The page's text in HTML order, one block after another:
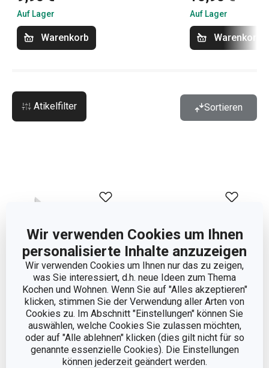
Wir verwenden Cookies um Ihnen
personalisierte Inhalte anzuzeigen
Wir verwenden Cookies um Ihnen nur das zu zeigen,
was Sie interessiert, d.h. neue Ideen zum Thema
Kochen und Wohnen. Wenn Sie auf "Alles akzeptieren"
klicken, stimmen Sie der Verwendung aller Arten von
Cookies zu. Im Abschnitt "Einstellungen" können Sie
auswählen, welche Cookies Sie zulassen möchten,
oder auf "Alle ablehnen" klicken (dies gilt nicht für so
genannte essenzielle Cookies). Die Einstellungen
können jederzeit geändert werden.
Auf Lager
Warenkorb
Auf Lager
Warenkorb
Atikelfilter Sortieren
Tortenheber PRESTO
9,90 €
Tortenheber GrandCHEF
10,90 €
Auf Lager